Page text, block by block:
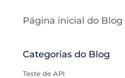
Página inicial do Blog
Categorias do Blog
Teste de API